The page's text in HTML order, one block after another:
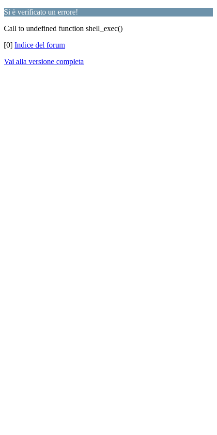
Si è verificato un errore!
Call to undefined function shell_exec()
[0] Indice del forum
Vai alla versione completa